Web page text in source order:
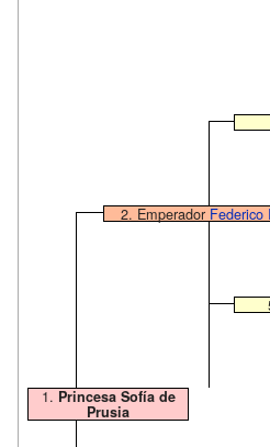
2. Emperador Federico
1. Princesa Sofía de
Prusia